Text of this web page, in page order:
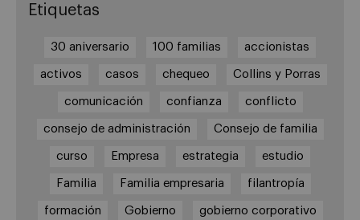
Etiquetas
30 aniversario 100 familias accionistas
activos casos chequeo Collins y Porras
comunicación confianza conflicto
consejo de administración Consejo de familia
curso Empresa estrategia estudio
Familia Familia empresaria filantropía
formación Gobierno gobierno corporativo